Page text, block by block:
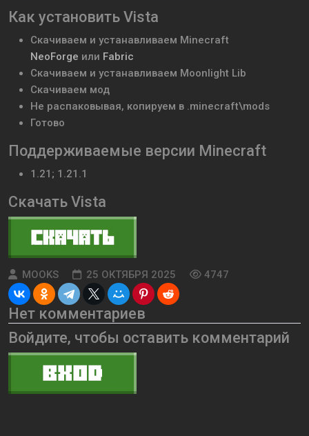
Как установить Vista
Скачиваем и устанавливаем Minecraft
NeoForge или Fabric
Скачиваем и устанавливаем Moonlight Lib
Скачиваем мод
Не распаковывая, копируем в .minecraft\mods
Готово
Поддерживаемые версии Minecraft
1.21; 1.21.1
Скачать Vista
MOOKS 25 ОКТЯБРЯ 2025 4747
Нет комментариев
Войдите, чтобы оставить комментарий